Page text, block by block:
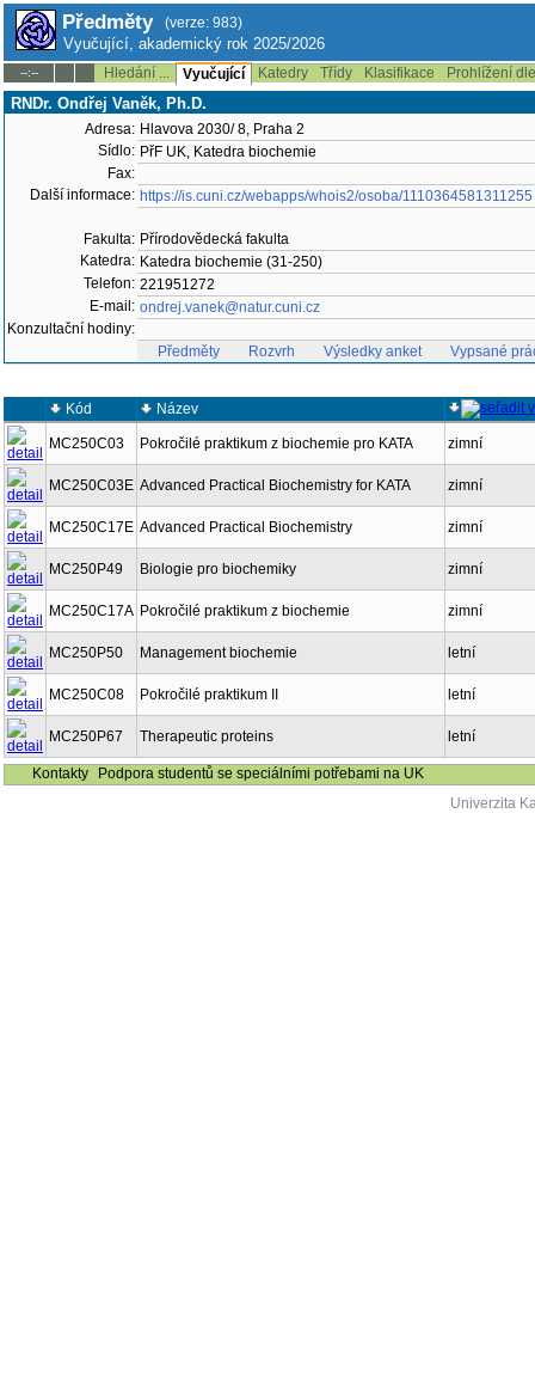
Předměty (verze: 983)
Vyučující, akademický rok 2025/2026
--:-- Hledání ... Vyučující Katedry Třídy Klasifikace Prohlížení
RNDr. Ondřej Vaněk, Ph.D.
Adresa: Hlavova 2030/ 8, Praha 2
Sídlo: PřF UK, Katedra biochemie
Fax:
Další informace: https://is.cuni.cz/webapps/whois2/osoba/1110364581311255
Fakulta: Přírodovědecká fakulta
Katedra: Katedra biochemie (31-250)
Telefon: 221951272
E-mail: ondrej.vanek@natur.cuni.cz
Konzultační hodiny:
Předměty
Rozvrh Výsledky anket Vypsané
Kód Název
MC250C03 Pokročilé praktikum z biochemie pro KATA zimní
MC250C03E Advanced Practical Biochemistry for KATA zimní
MC250C17E Advanced Practical Biochemistry zimní
MC250P49 Biologie pro biochemiky zimní
MC250C17A Pokročilé praktikum z biochemie zimní
MC250P50 Management biochemie letní
MC250C08 Pokročilé praktikum II letní
MC250P67 Therapeutic proteins letní
Kontakty
Podpora studentů se speciálními potřebami na UK
Univerzita